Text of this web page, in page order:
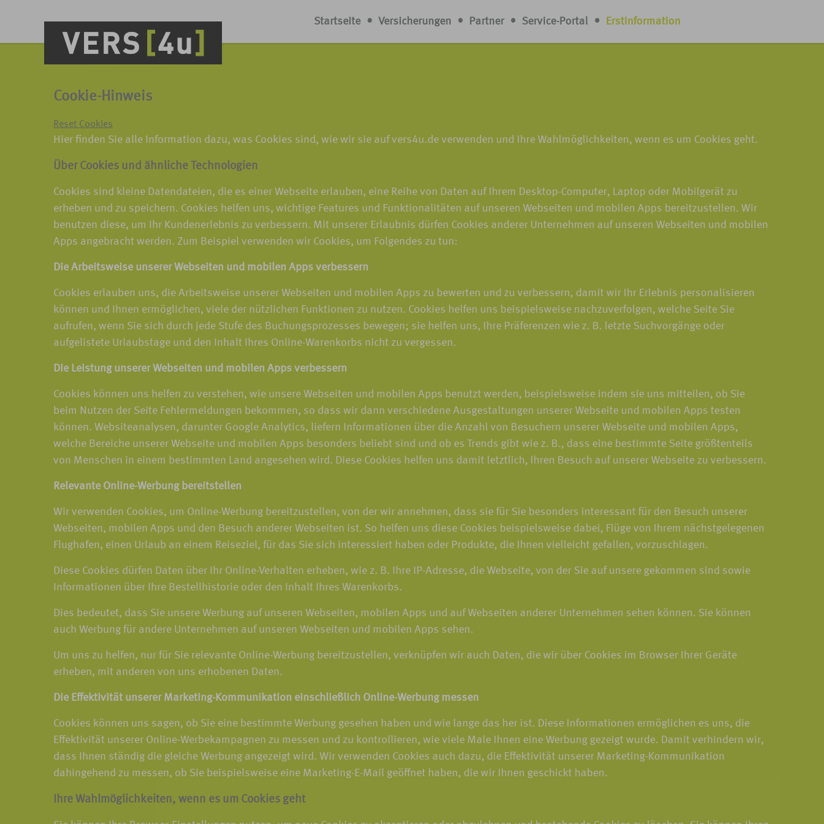
Startseite • Versicherungen • Partner • Service-Portal • Erstinformation
Cookie-Hinweis
Reset Cookies
Hier finden Sie alle Information dazu, was Cookies sind, wie wir sie auf vers4u.de verwenden und Ihre Wahlmöglichkeiten, wenn es um Cookies geht.
Über Cookies und ähnliche Technologien
Cookies sind kleine Datendateien, die es einer Webseite erlauben, eine Reihe von Daten auf Ihrem Desktop-Computer, Laptop oder Mobilgerät zu
erheben und zu speichern. Cookies helfen uns, wichtige Features und Funktionalitäten auf unseren Webseiten und mobilen Apps bereitzustellen. Wir
benutzen diese, um Ihr Kundenerlebnis zu verbessern. Mit unserer Erlaubnis dürfen Cookies anderer Unternehmen auf unseren Webseiten und mobilen
Apps angebracht werden. Zum Beispiel verwenden wir Cookies, um Folgendes zu tun:
Die Arbeitsweise unserer Webseiten und mobilen Apps verbessern
Cookies erlauben uns, die Arbeitsweise unserer Webseiten und mobilen Apps zu bewerten und zu verbessern, damit wir Ihr Erlebnis personalisieren
können und Ihnen ermöglichen, viele der nützlichen Funktionen zu nutzen. Cookies helfen uns beispielsweise nachzuverfolgen, welche Seite Sie
aufrufen, wenn Sie sich durch jede Stufe des Buchungsprozesses bewegen; sie helfen uns, Ihre Präferenzen wie z. B. letzte Suchvorgänge oder
aufgelistete Urlaubstage und den Inhalt Ihres Online-Warenkorbs nicht zu vergessen.
Die Leistung unserer Webseiten und mobilen Apps verbessern
Cookies können uns helfen zu verstehen, wie unsere Webseiten und mobilen Apps benutzt werden, beispielsweise indem sie uns mitteilen, ob Sie
beim Nutzen der Seite Fehlermeldungen bekommen, so dass wir dann verschiedene Ausgestaltungen unserer Webseite und mobilen Apps testen
können. Websiteanalysen, darunter Google Analytics, liefern Informationen über die Anzahl von Besuchern unserer Webseite und mobilen Apps,
welche Bereiche unserer Webseite und mobilen Apps besonders beliebt sind und ob es Trends gibt wie z. B., dass eine bestimmte Seite größtenteils
von Menschen in einem bestimmten Land angesehen wird. Diese Cookies helfen uns damit letztlich, Ihren Besuch auf unserer Webseite zu verbessern.
Relevante Online-Werbung bereitstellen
Wir verwenden Cookies, um Online-Werbung bereitzustellen, von der wir annehmen, dass sie für Sie besonders interessant für den Besuch unserer
Webseiten, mobilen Apps und den Besuch anderer Webseiten ist. So helfen uns diese Cookies beispielsweise dabei, Flüge von Ihrem nächstgelegenen
Flughafen, einen Urlaub an einem Reiseziel, für das Sie sich interessiert haben oder Produkte, die Ihnen vielleicht gefallen, vorzuschlagen.
Diese Cookies dürfen Daten über Ihr Online-Verhalten erheben, wie z. B. Ihre IP-Adresse, die Webseite, von der Sie auf unsere gekommen sind sowie
Informationen über Ihre Bestellhistorie oder den Inhalt Ihres Warenkorbs.
Dies bedeutet, dass Sie unsere Werbung auf unseren Webseiten, mobilen Apps und auf Webseiten anderer Unternehmen sehen können. Sie können
auch Werbung für andere Unternehmen auf unseren Webseiten und mobilen Apps sehen.
Um uns zu helfen, nur für Sie relevante Online-Werbung bereitzustellen, verknüpfen wir auch Daten, die wir über Cookies im Browser Ihrer Geräte
erheben, mit anderen von uns erhobenen Daten.
Die Effektivität unserer Marketing-Kommunikation einschließlich Online-Werbung messen
Cookies können uns sagen, ob Sie eine bestimmte Werbung gesehen haben und wie lange das her ist. Diese Informationen ermöglichen es uns, die
Effektivität unserer Online-Werbekampagnen zu messen und zu kontrollieren, wie viele Male Ihnen eine Werbung gezeigt wurde. Damit verhindern wir,
dass Ihnen ständig die gleiche Werbung angezeigt wird. Wir verwenden Cookies auch dazu, die Effektivität unserer Marketing-Kommunikation
dahingehend zu messen, ob Sie beispielsweise eine Marketing-E-Mail geöffnet haben, die wir Ihnen geschickt haben.
Ihre Wahlmöglichkeiten, wenn es um Cookies geht